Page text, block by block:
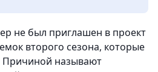
не был приглашен в проект
второго сезона, которые
Причиной называют